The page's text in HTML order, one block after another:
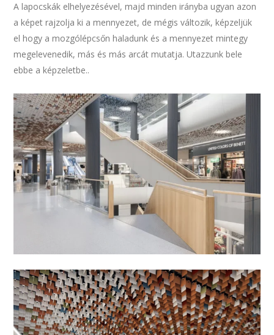
A lapocskák elhelyezésével, majd minden irányba ugyan azon
a képet rajzolja ki a mennyezet, de mégis változik, képzeljük
el hogy a mozgólépcsőn haladunk és a mennyezet mintegy
megelevenedik, más és más arcát mutatja. Utazzunk bele
ebbe a képzeletbe..